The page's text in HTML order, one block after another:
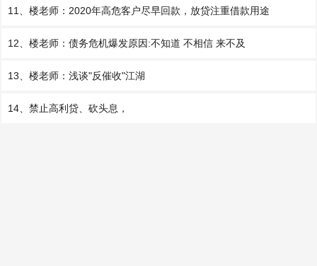
11、楼老师：2020年高危客户尽早回款，放贷注重借款用途
12、楼老师：债务危机爆发原因:不知道 不相信 来不及
13、楼老师：浅谈"反催收"江湖
14、禁止高利贷、砍头息，